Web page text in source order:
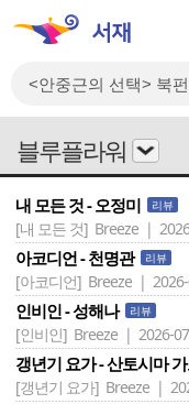
블루플라워
내 모든 것 - 오정미 리뷰
[내 모든 것] Breeze |
아코디언 - 천명관 리뷰
[아코디언] Breeze | 2026-
인비인 - 성해나 리뷰
[인비인] Breeze | 2026-
갱년기 요가 - 산토시마
[갱년기 요가] Breeze |